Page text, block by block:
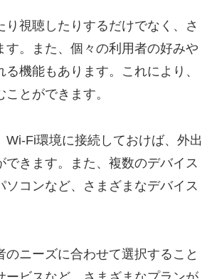
視聴したりするだけでなく、さ
。また、個々の利用者の好みや
機能もあります。これにより、
とができます。
Fi環境に接続しておけば、外出
きます。また、複数のデバイス
コンなど、さまざまなデバイス
ニーズに合わせて選択すること